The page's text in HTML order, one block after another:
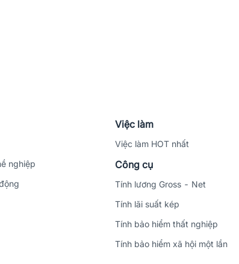
nghiệp
Việc làm
Việc làm HOT nhất
Công cụ
Tính lương Gross - Net
Tính lãi suất kép
Tính bảo hiểm thất nghiệp
Tính bảo hiểm xã hội một lần